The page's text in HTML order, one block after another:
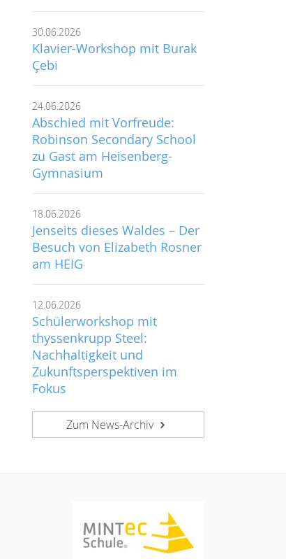
30.06.2026
Klavier-Workshop mit Burak
Çebi
24.06.2026
Abschied mit Vorfreude:
Robinson Secondary School
zu Gast am Heisenberg-
Gymnasium
18.06.2026
Jenseits dieses Waldes – Der
Besuch von Elizabeth Rosner
am HEIG
12.06.2026
Schülerworkshop mit
thyssenkrupp Steel:
Nachhaltigkeit und
Zukunftsperspektiven im
Fokus
Zum News-Archiv